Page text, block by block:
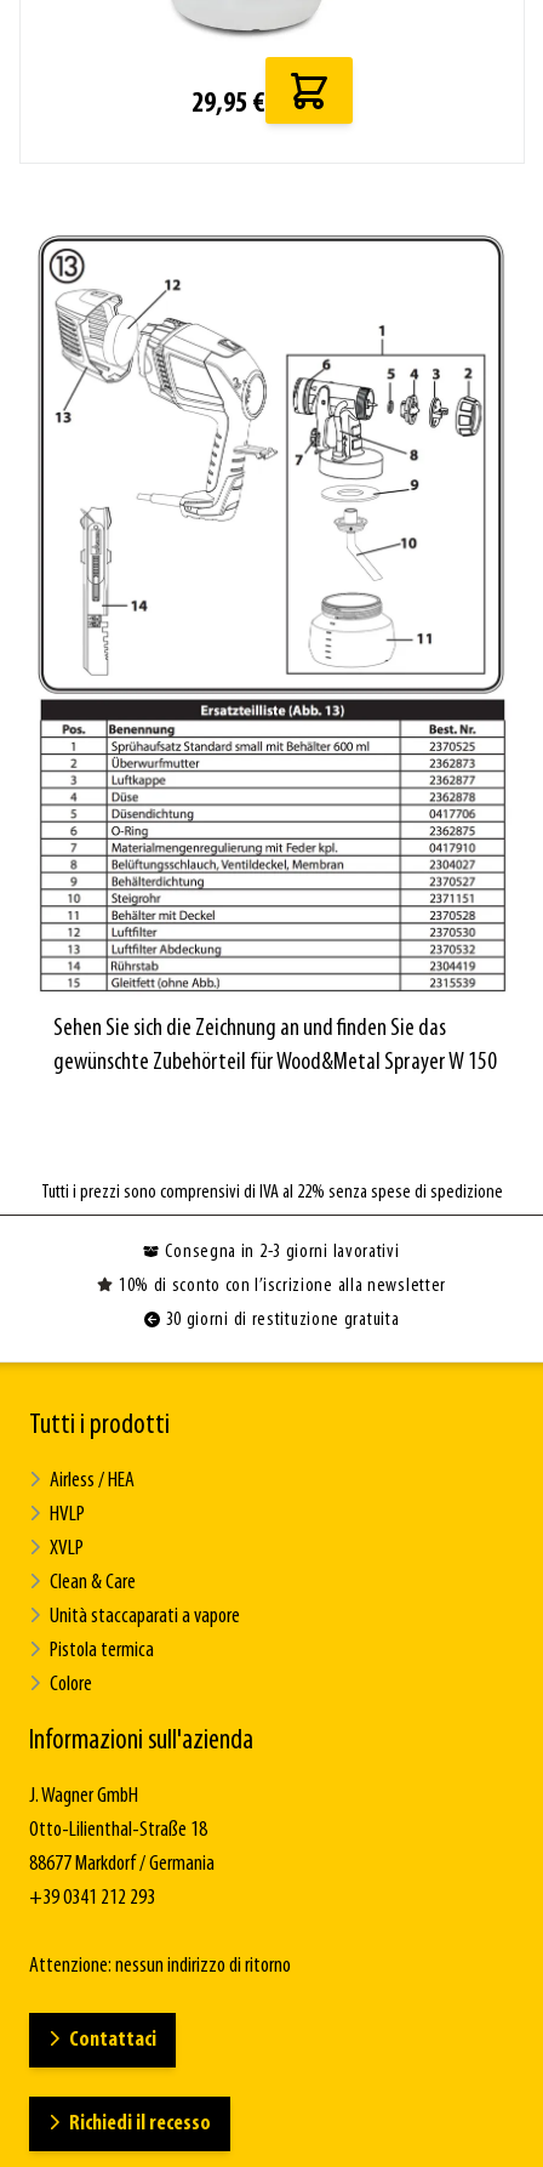
29,95 €
Sehen Sie sich die Zeichnung an und finden Sie das
gewünschte Zubehörteil für Wood&Metal Sprayer W 150
Tutti i prezzi sono comprensivi di IVA al 22% senza spese di spedizione
Consegna in 2-3 giorni lavorativi
10% di sconto con l’iscrizione alla newsletter
30 giorni di restituzione gratuita
Tutti i prodotti
Airless / HEA
HVLP
XVLP
Clean & Care
Unità staccaparati a vapore
Pistola termica
Colore
Informazioni sull'azienda
J. Wagner GmbH
Otto-Lilienthal-Straße 18
88677 Markdorf / Germania
+39 0341 212 293
Attenzione: nessun indirizzo di ritorno
Contattaci
Richiedi il recesso